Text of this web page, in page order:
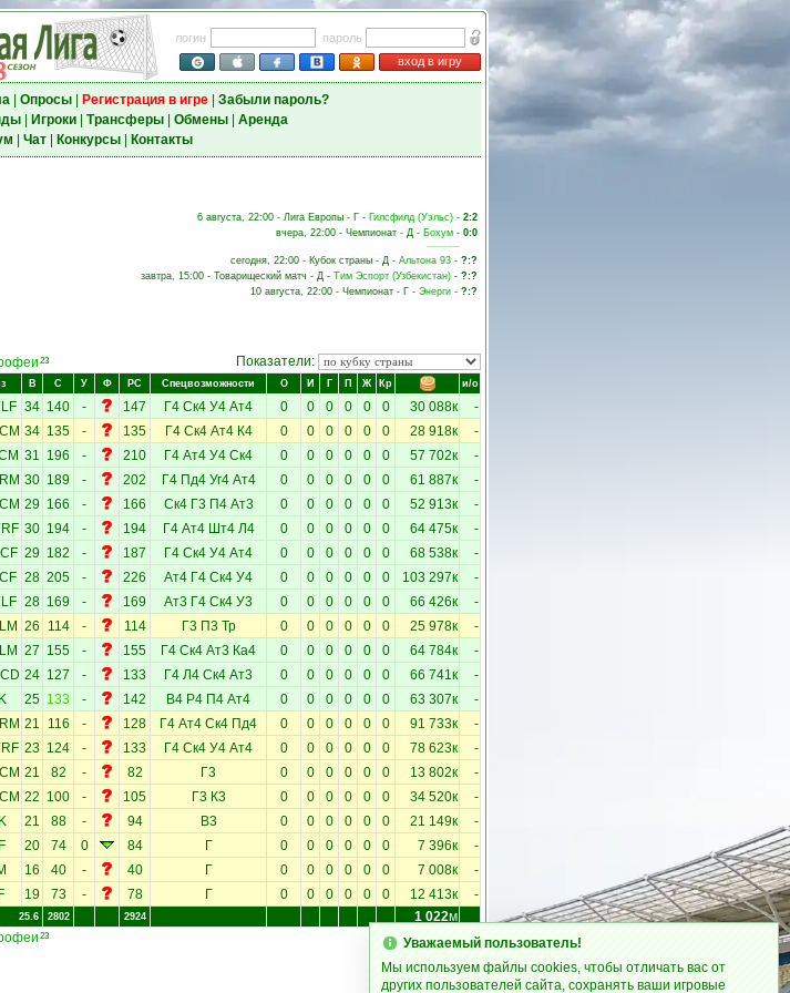
логин
пароль
вход в игру
| Опросы| Регистрация в игре| Забыли пароль?
| Игроки| Трансферы| Обмены| Аренда
Чат| Конкурсы| Контакты
6 августа, 22:00 - Лига Европы - Г - Гилсфилд (Уэльс) - 2:2
вчера, 22:00 - Чемпионат - Д - Бохум - 0:0
сегодня, 22:00 - Кубок страны - Д - Альтона 93 - ?:?
завтра, 15:00 - Товарищеский матч - Д - Тим Эспорт (Узбекистан) - ?:?
10 августа, 22:00 - Чемпионат - Г - Энерги - ?:?
23 Показатели:
В С У Ф РС Спецвозможности О И Г П Ж Кр и/о
LF 34 140 - 147 Г4 Ск4 У4 Ат4 0 0 0 0 0 0 30 088к -
CM 34 135 - 135 Г4 Ск4 Ат4 К4 0 0 0 0 0 0 28 918к -
31 196 - 210 Г4 Ат4 У4 Ск4 0 0 0 0 0 0 57 702к -
RM 30 189 - 202 Г4 Пд4 Уг4 Ат4 0 0 0 0 0 0 61 887к -
CM 29 166 - 166 Ск4 Г3 П4 Ат3 0 0 0 0 0 0 52 913к -
RF 30 194 - 194 Г4 Ат4 Шт4 Л4 0 0 0 0 0 0 64 475к -
CF 29 182 - 187 Г4 Ск4 У4 Ат4 0 0 0 0 0 0 68 538к -
28 205 - 226 Ат4 Г4 Ск4 У4 0 0 0 0 0 0 103 297к -
LF 28 169 - 169 Ат3 Г4 Ск4 У3 0 0 0 0 0 0 66 426к -
LM 26 114 - 114 Г3 П3 Тр 0 0 0 0 0 0 25 978к -
LM 27 155 - 155 Г4 Ск4 Ат3 Ка4 0 0 0 0 0 0 64 784к -
CD 24 127 - 133 Г4 Л4 Ск4 Ат3 0 0 0 0 0 0 66 741к -
25 133 - 142 В4 Р4 П4 Ат4 0 0 0 0 0 0 63 307к -
RM 21 116 - 128 Г4 Ат4 Ск4 Пд4 0 0 0 0 0 0 91 733к -
RF 23 124 - 133 Г4 Ск4 У4 Ат4 0 0 0 0 0 0 78 623к -
CM 21 82 - 82 Г3 0 0 0 0 0 0 13 802к -
CM 22 100 - 105 Г3 К3 0 0 0 0 0 0 34 520к -
21 88 - 94 В3 0 0 0 0 0 0 21 149к -
20 74 0 84 Г 0 0 0 0 0 0 7 396к -
16 40 - 40 Г 0 0 0 0 0 0 7 008к -
19 73 - 78 Г 0 0 0 0 0 0 12 413к -
25.6 2802 2924 1 022м
23
Уважаемый пользователь!
Мы используем файлы cookies, чтобы отличать вас от
других пользователей сайта, сохранять ваши игровые